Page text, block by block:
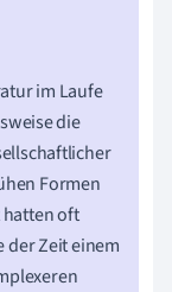
im Laufe
die
Formen
hatten oft
der Zeit einem